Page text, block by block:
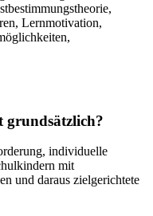
Lernmotivation,
grundsätzlich?
individuelle
mit
und daraus zielgerichtete